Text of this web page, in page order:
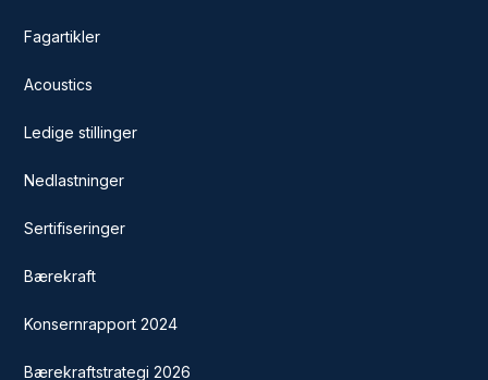
Fagartikler
Acoustics
Ledige stillinger
Nedlastninger
Sertifiseringer
Bærekraft
Konsernrapport 2024
Bærekraftstrategi 2026